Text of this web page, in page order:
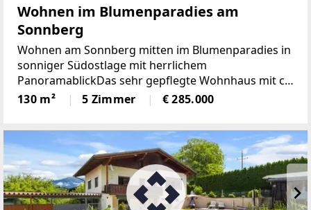
Wohnen im Blumenparadies am
Sonnberg
Wohnen am Sonnberg mitten im Blumenparadies in
sonniger Südostlage mit herrlichem
PanoramablickDas sehr gepflegte Wohnhaus mit ca.
130 m² Wohnfläche wurde ca. im Jahre 1969 in
Massivbauweise errichtet und laufend
130 m² 5 Zimmer € 285.000